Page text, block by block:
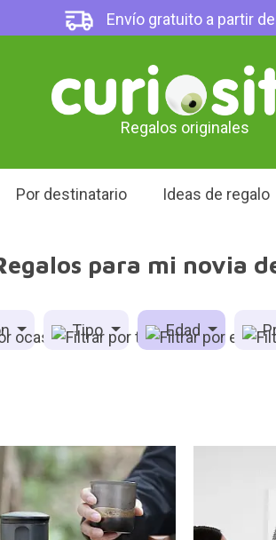
Envío gratuito a partir
Regalos originales
Por destinatario Ideas de regalo
para mi novia
Tipo Edad